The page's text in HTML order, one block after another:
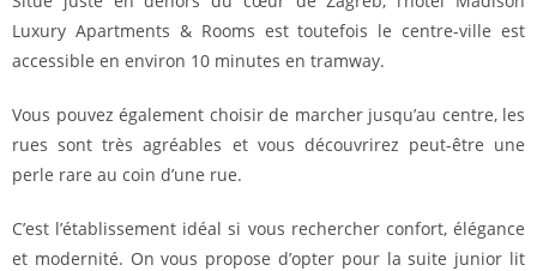
Luxury Apartments & Rooms est toutefois le centre-ville est
accessible en environ 10 minutes en tramway.
Vous pouvez également choisir de marcher jusqu’au centre, les
rues sont très agréables et vous découvrirez peut-être une
perle rare au coin d’une rue.
C’est l’établissement idéal si vous rechercher confort, élégance
et modernité. On vous propose d’opter pour la suite junior lit